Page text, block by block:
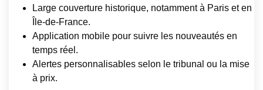
Large couverture historique, notamment à Paris et en
Île-de-France.
Application mobile pour suivre les nouveautés en
temps réel.
Alertes personnalisables selon le tribunal ou la mise
à prix.